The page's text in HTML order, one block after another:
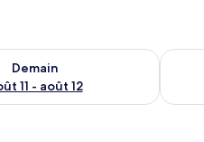
Demain
11 - août 12
pour demain août 11 -